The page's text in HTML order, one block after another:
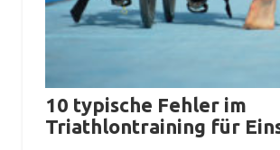
10 typische Fehler im
Triathlontraining für